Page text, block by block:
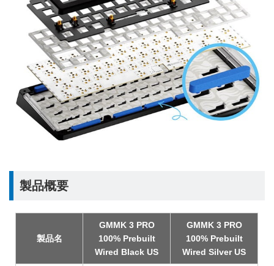
製品概要
製品名
GMMK 3 PRO
100% Prebuilt
Wired Black US
GMMK 3 PRO
100% Prebuilt
Wired Silver US